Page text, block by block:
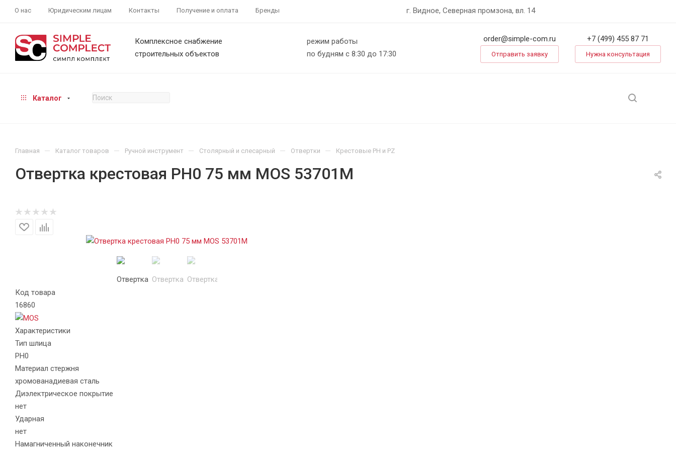
О нас Юридическим лицам Контакты Получение и оплата Бренды г. Видное, Северная промзона, вл. 14
Комплексное снабжение
строительных объектов
режим работы
по будням с 8:30 до 17:30
order@simple-com.ru
Отправить заявку
+7 (499) 455 87 71
Нужна консультация
Каталог
Главная — Каталог товаров — Ручной инструмент — Столярный и слесарный — Отвертки — Крестовые PH и PZ
Отвертка крестовая PH0 75 мм MOS 53701М
Код товара
16860
Характеристики
Тип шлица
PH0
Материал стержня
хромованадиевая сталь
Диэлектрическое покрытие
нет
Ударная
нет
Намагниченный наконечник